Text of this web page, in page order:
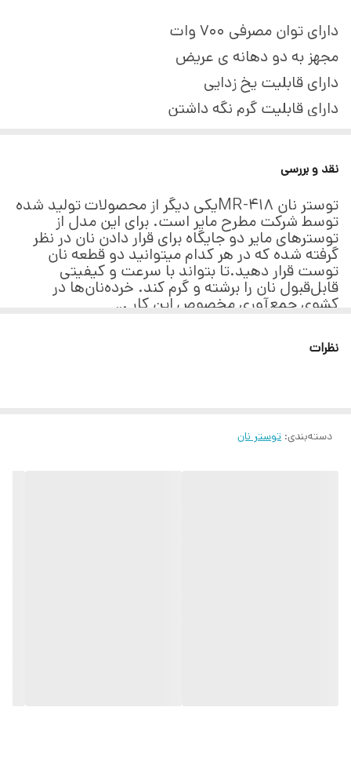
دارای توان مصرفی 700 وات
مجهز به دو دهانه ی عریض
دارای قابلیت یخ زدایی
دارای قابلیت گرم نگه داشتن
نقد و بررسی
توستر نان MR-418یکی دیگر از محصولات تولید شده
توسط شرکت مطرح مایر است. برای این مدل از
توسترهای مایر دو جایگاه برای قرار دادن نان در نظر
گرفته شده که در هر کدام میتوانید دو قطعه نان
توست قرار دهید.تا بتواند با سرعت و کیفیتی
قابل‌قبول نان را برشته و گرم کند. خرده‌نان‌ها در
کشوی جمع‌آوری مخصوص این کار ...
نظرات
دسته‌بندی: توستر نان